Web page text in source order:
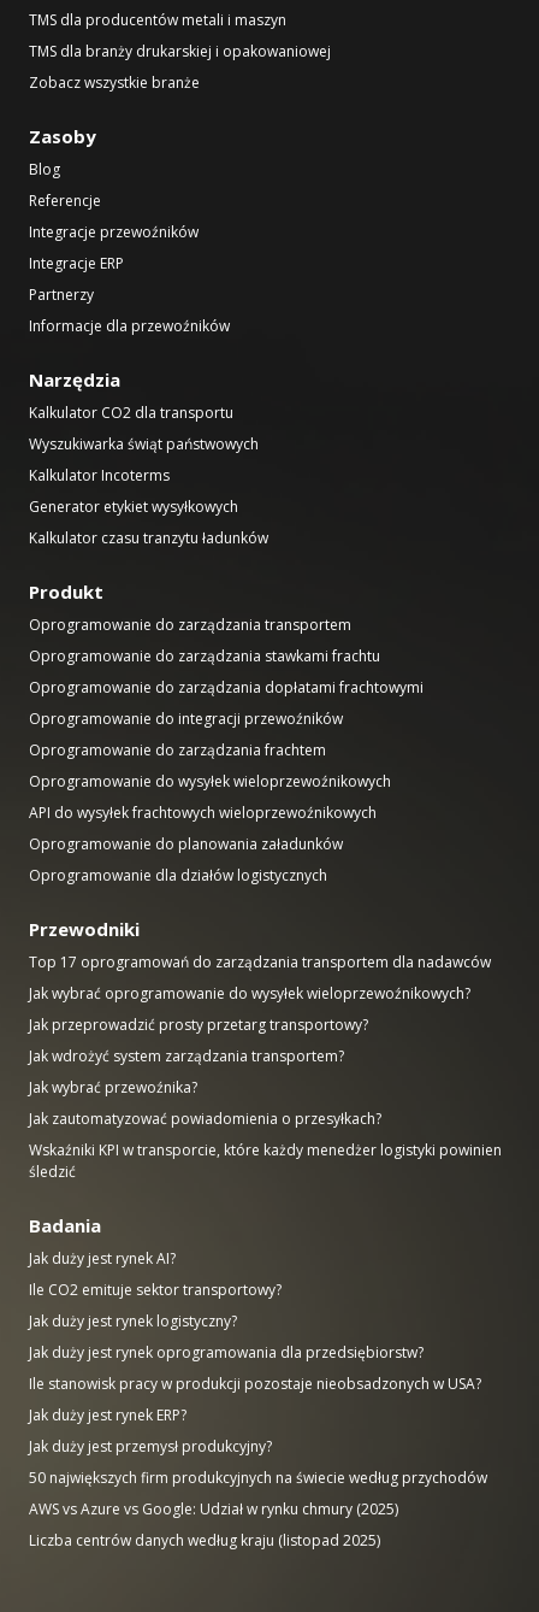
TMS dla producentów metali i maszyn
TMS dla branży drukarskiej i opakowaniowej
Zobacz wszystkie branże
Zasoby
Blog
Referencje
Integracje przewoźników
Integracje ERP
Partnerzy
Informacje dla przewoźników
Narzędzia
Kalkulator CO2 dla transportu
Wyszukiwarka świąt państwowych
Kalkulator Incoterms
Generator etykiet wysyłkowych
Kalkulator czasu tranzytu ładunków
Produkt
Oprogramowanie do zarządzania transportem
Oprogramowanie do zarządzania stawkami frachtu
Oprogramowanie do zarządzania dopłatami frachtowymi
Oprogramowanie do integracji przewoźników
Oprogramowanie do zarządzania frachtem
Oprogramowanie do wysyłek wieloprzewoźnikowych
API do wysyłek frachtowych wieloprzewoźnikowych
Oprogramowanie do planowania załadunków
Oprogramowanie dla działów logistycznych
Przewodniki
Top 17 oprogramowań do zarządzania transportem dla nadawców
Jak wybrać oprogramowanie do wysyłek wieloprzewoźnikowych?
Jak przeprowadzić prosty przetarg transportowy?
Jak wdrożyć system zarządzania transportem?
Jak wybrać przewoźnika?
Jak zautomatyzować powiadomienia o przesyłkach?
Wskaźniki KPI w transporcie, które każdy menedżer logistyki powinien
śledzić
Badania
Jak duży jest rynek AI?
Ile CO2 emituje sektor transportowy?
Jak duży jest rynek logistyczny?
Jak duży jest rynek oprogramowania dla przedsiębiorstw?
Ile stanowisk pracy w produkcji pozostaje nieobsadzonych w USA?
Jak duży jest rynek ERP?
Jak duży jest przemysł produkcyjny?
50 największych firm produkcyjnych na świecie według przychodów
AWS vs Azure vs Google: Udział w rynku chmury (2025)
Liczba centrów danych według kraju (listopad 2025)